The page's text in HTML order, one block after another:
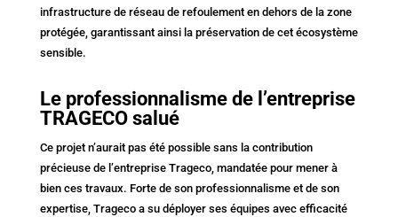
infrastructure de réseau de refoulement en dehors de la zone
protégée, garantissant ainsi la préservation de cet écosystème
sensible.
Le professionnalisme de l’entreprise
TRAGECO salué
Ce projet n’aurait pas été possible sans la contribution
précieuse de l’entreprise Trageco, mandatée pour mener à
bien ces travaux. Forte de son professionnalisme et de son
expertise, Trageco a su déployer ses équipes avec efficacité